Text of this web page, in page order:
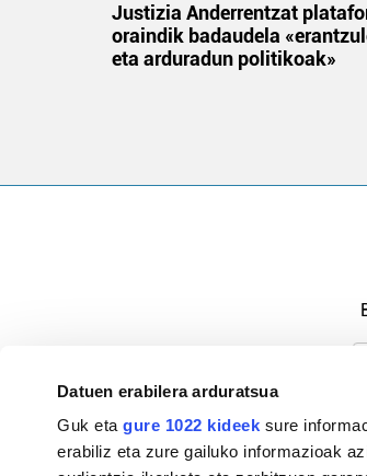
Datuen erabilera arduratsua
Guk etagure 1022 kideek sure
erabiliz eta zure gailuko informazioak
Justizia Anderrentzat
oraindik badaudela
eta arduradun politikoak»